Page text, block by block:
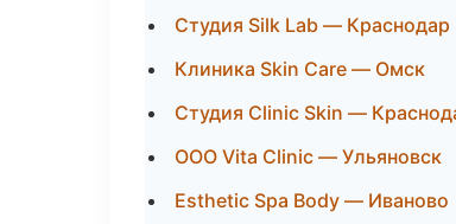
Студия Silk Lab — Краснодар
Клиника Skin Care — Омск
Студия Clinic Skin —
ООО Vita Clinic — Ульяновск
Esthetic Spa Body — Иваново